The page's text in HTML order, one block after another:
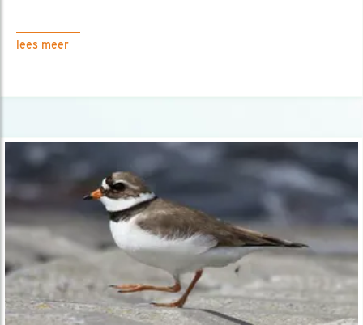
lees meer